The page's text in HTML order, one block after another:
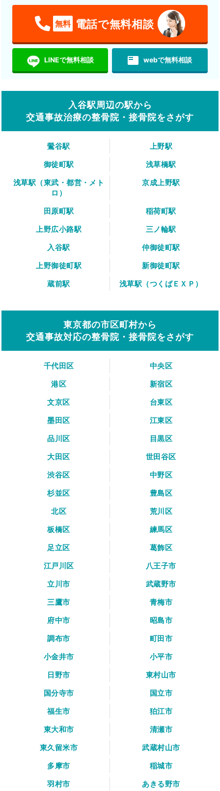
無料 電話で無料相談
LINEで無料相談 featured_play_list webで無料相談
入谷駅周辺の駅から
交通事故治療の整骨院・接骨院をさがす
鶯谷駅
上野駅
御徒町駅
浅草橋駅
浅草駅（東武・都営・メト
ロ）
京成上野駅
田原町駅
稲荷町駅
上野広小路駅
三ノ輪駅
入谷駅
仲御徒町駅
上野御徒町駅
新御徒町駅
蔵前駅
浅草駅（つくばＥＸＰ）
東京都の市区町村から
交通事故対応の整骨院・接骨院をさがす
千代田区
中央区
港区
新宿区
文京区
台東区
墨田区
江東区
品川区
目黒区
大田区
世田谷区
渋谷区
中野区
杉並区
豊島区
北区
荒川区
板橋区
練馬区
足立区
葛飾区
江戸川区
八王子市
立川市
武蔵野市
三鷹市
青梅市
府中市
昭島市
調布市
町田市
小金井市
小平市
日野市
東村山市
国分寺市
国立市
福生市
狛江市
東大和市
清瀬市
東久留米市
武蔵村山市
多摩市
稲城市
羽村市
あきる野市